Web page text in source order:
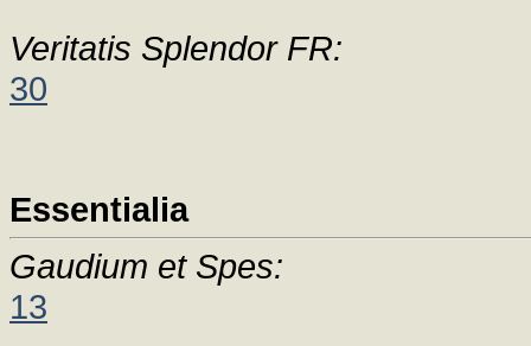
Veritatis Splendor FR:
30
Essentialia
Gaudium et Spes:
13